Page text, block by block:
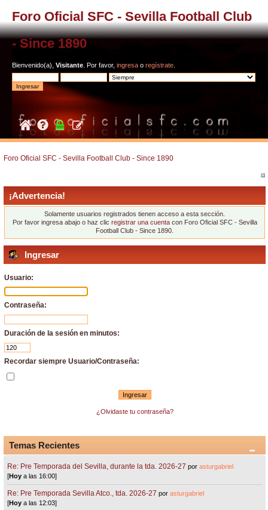
Foro Oficial SFC - Sevilla Football Club
- Since 1890
Bienvenido(a), Visitante . Por favor, ingresa o regístrate
Foro Oficial SFC - Sevilla Football Club - Since 1890
¡Advertencia!
Solamente usuarios registrados tienen acceso a esta sección.
Por favor ingresa abajo o haz clic registrar una cuentacon Foro Oficial SFC - Sevilla
Football Club - Since 1890.
Ingresar
Usuario:
Contraseña:
Duración de la sesión en minutos:
Recordar siempre Usuario/Contraseña:
¿Olvidaste tu contraseña?
Temas Recientes
Re: Pre Temporada del Sevilla, durante la tda. 2026-27 porasturgabriel
[Hoy a las 16:00]
Re: Pre Temporada Sevilla Atco., tda. 2026-27 porasturgabriel
[Hoy a las 12:03]